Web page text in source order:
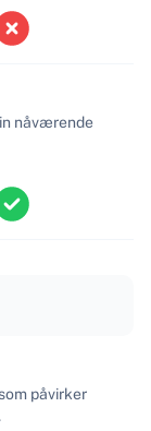
nåværende
påvirker